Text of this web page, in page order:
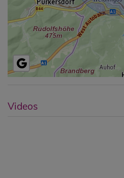
Videos